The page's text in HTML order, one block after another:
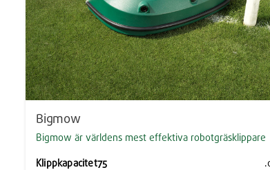
Bigmow
Bigmow är världens mest effektiva robotgräsklippare
Klippkapacitet75